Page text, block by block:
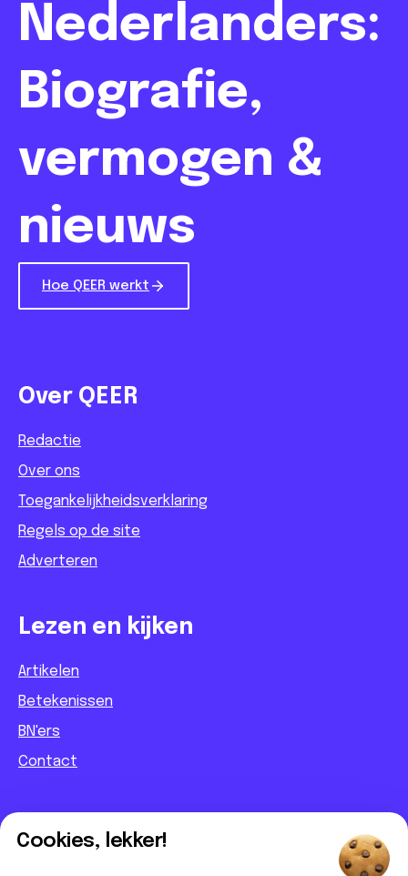
Nederlanders:
Biografie,
vermogen &
nieuws
Hoe QEER werkt
Over QEER
Redactie
Over ons
Toegankelijkheidsverklaring
Regels op de site
Adverteren
Lezen en kijken
Artikelen
Betekenissen
BN'ers
Contact
Informatief
Cookies, lekker!